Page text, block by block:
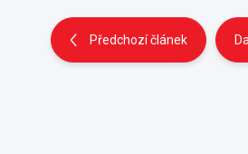
Předchozí článek